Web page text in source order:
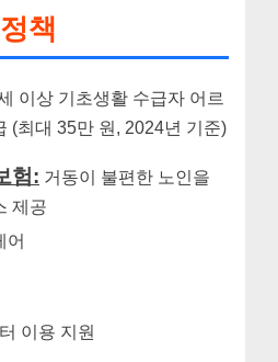
책
이상 기초생활 수급자 어르
(최대 35만 원, 2024년 기준)
험: 거동이 불편한 노인을
제공
어
이용 지원